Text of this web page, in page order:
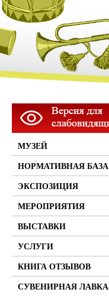
МУЗЕЙ
НОРМАТИВНАЯ БАЗА
ЭКСПОЗИЦИЯ
МЕРОПРИЯТИЯ
ВЫСТАВКИ
УСЛУГИ
КНИГА ОТЗЫВОВ
СУВЕНИРНАЯ ЛАВКА